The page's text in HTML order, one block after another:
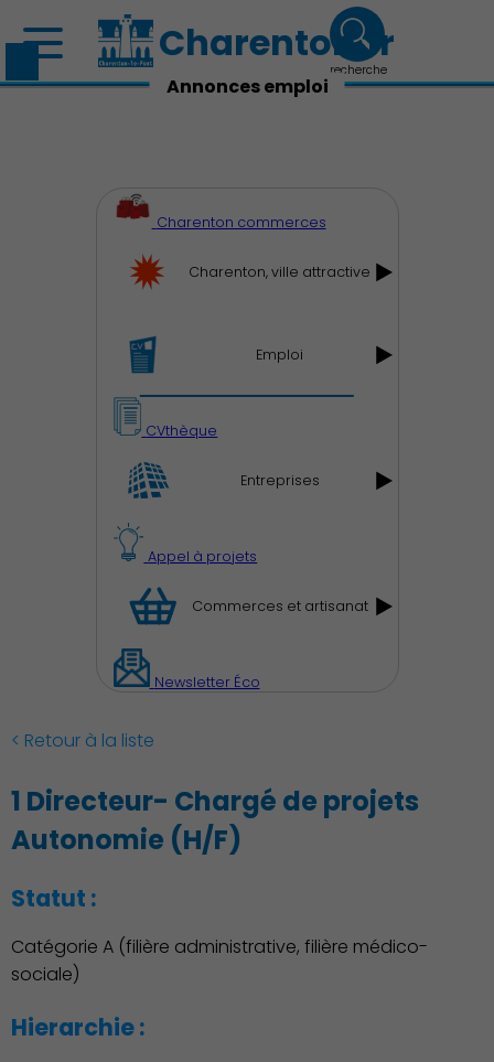
Découvrir Charenton
Charenton.fr
recherche
Annonces emploi
Charenton commerces
Charenton, ville attractive
Emploi
CVthèque
Entreprises
Appel à projets
Commerces et artisanat
Newsletter Éco
< Retour à la liste
1 Directeur- Chargé de projets
Autonomie (H/F)
Statut :
Catégorie A (filière administrative, filière médico-
sociale)
Hierarchie :